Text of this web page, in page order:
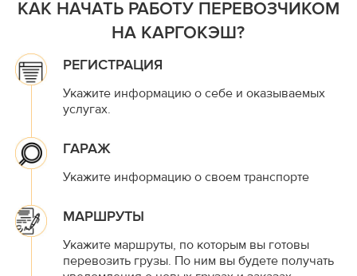
КАК НАЧАТЬ РАБОТУ ПЕРЕВОЗЧИКОМ
НА КАРГОКЭШ?
РЕГИСТРАЦИЯ
Укажите информацию о себе и оказываемых
услугах.
ГАРАЖ
Укажите информацию о своем транспорте
МАРШРУТЫ
Укажите маршруты, по которым вы готовы
перевозить грузы. По ним вы будете получать